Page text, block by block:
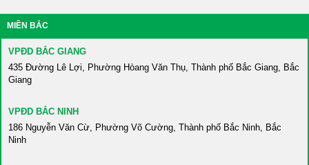
MIỀN BẮC
VPĐD BẮC GIANG
435 Đường Lê Lợi, Phường Hòang Văn Thụ, Thành phố Bắc Giang, Bắc
Giang
VPĐD BẮC NINH
186 Nguyễn Văn Cừ, Phường Võ Cường, Thành phố Bắc Ninh, Bắc
Ninh